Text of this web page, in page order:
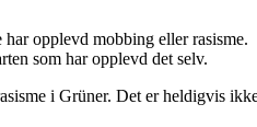
opplevd mobbing eller rasisme.
som har opplevd det selv.
i Grüner. Det er heldigvis